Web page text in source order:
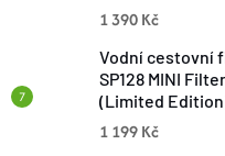
1 390 Kč
Vodní cestovní
SP128 MINI
(Limited
1 199 Kč